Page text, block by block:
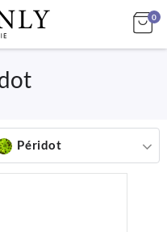
0
Péridot